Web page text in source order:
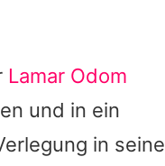
Lamar Odom
und in ein
in seine